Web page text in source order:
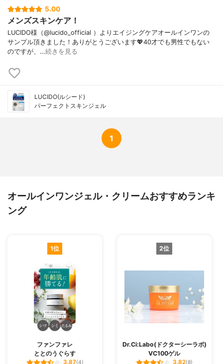
5.00
メンズスキンケア！
LUCIDO様（@lucido_official ）よりエイジングケアオールインワンの
サンプル頂きました！ありがとうございます💖40才でも男性でもない
のですが、…続きを見る
LUCIDO(ルシード)
パーフェクトスキンジェル
1
オールインワンジェル・クリームおすすめランキ
ング
1位
ファンファレ
ととのうぐらす
3.87(4)
2位
Dr.Ci:Labo(ドクターシーラボ)
VC100ゲル
3.82(8)